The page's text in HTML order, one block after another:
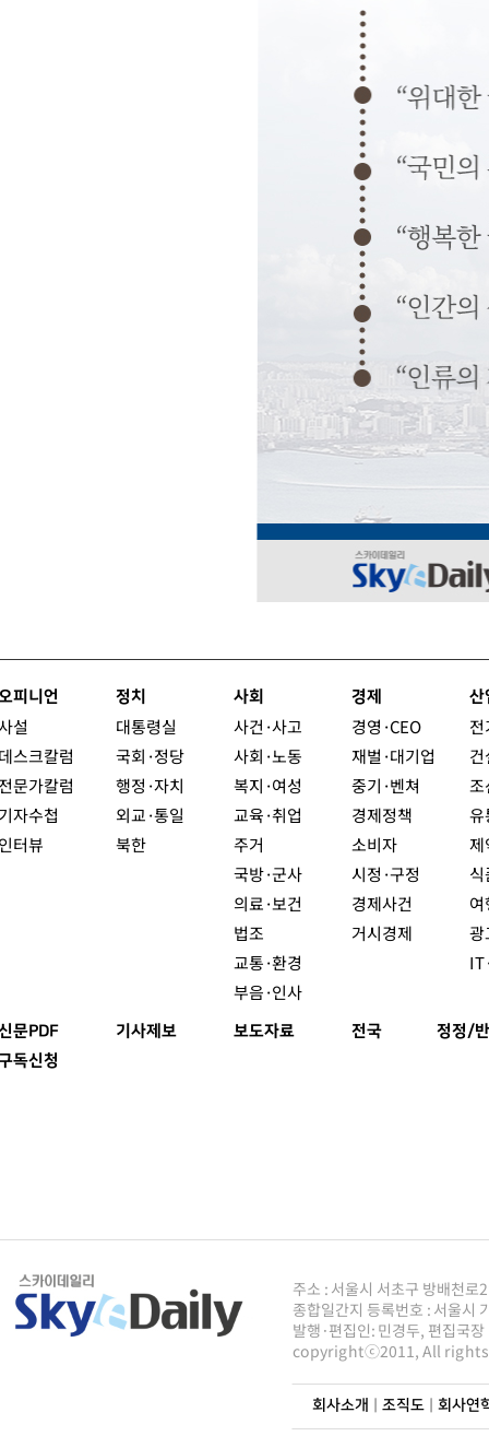
피니언
설
스크칼럼
문가칼럼
자수첩
터뷰
정치
대통령실
국회·정당
행정·자치
외교·통일
북한
사회
사건·사고
사회·노동
복지·여성
교육·취업
주거
국방·군사
의료·보건
법조
교통·환경
부음·인사
경제
경영·CEO
재벌·대기업
중기·벤쳐
경제정책
소비자
시정·구정
경제사건
거시경제
산
조
유
제
광
문PDF
독신청
기사제보 보도자료 전국 정정/
주소 : 서울시 서초구 방배천
종합일간지 등록번호 : 서울시
발행·편집인: 민경두, 편집국
copyrightⓒ2011, All rights
회사소개 조직도| 회사연